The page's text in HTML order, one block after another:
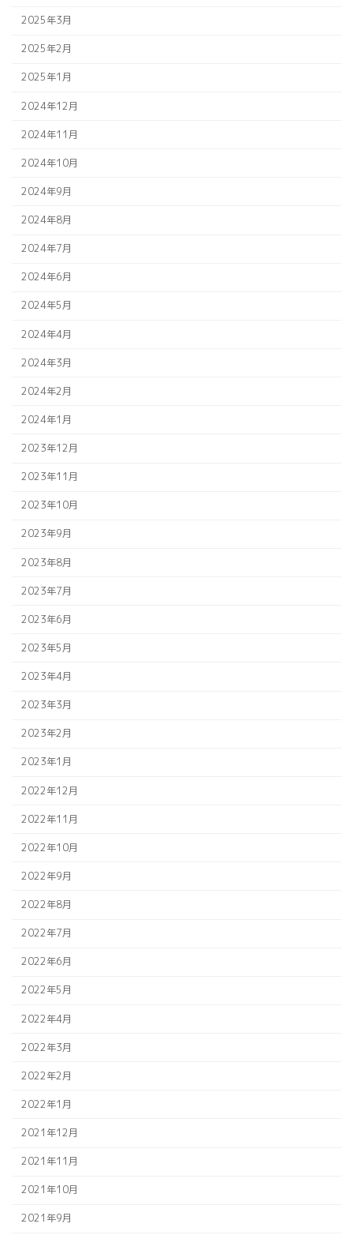
2025年3月
2025年2月
2025年1月
2024年12月
2024年11月
2024年10月
2024年9月
2024年8月
2024年7月
2024年6月
2024年5月
2024年4月
2024年3月
2024年2月
2024年1月
2023年12月
2023年11月
2023年10月
2023年9月
2023年8月
2023年7月
2023年6月
2023年5月
2023年4月
2023年3月
2023年2月
2023年1月
2022年12月
2022年11月
2022年10月
2022年9月
2022年8月
2022年7月
2022年6月
2022年5月
2022年4月
2022年3月
2022年2月
2022年1月
2021年12月
2021年11月
2021年10月
2021年9月